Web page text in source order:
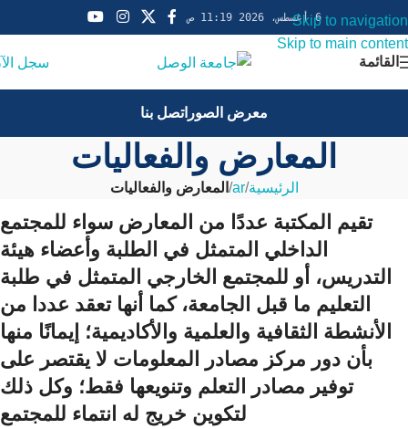
Skip to navigation
Skip to main content
6 أغسطس، 2026 11:19 ص
القائمة سجل
معرض الصور اتصل بنا
المعارض والفعاليات
الرئيسية/
ar
/ المعارض والفعاليات
تقيم المكتبة عددًا من المعارض سواء للمجتمع
الداخلي المتمثل في الطلبة وأعضاء هيئة
التدريس، أو للمجتمع الخارجي المتمثل في طلبة
التعليم ما قبل الجامعة، كما أنها تعقد عددا من
الأنشطة الثقافية والعلمية والأكاديمية؛ إيمانًا منها
بأن دور مركز مصادر المعلومات لا يقتصر على
توفير مصادر التعلم وتنويعها فقط؛ وكل ذلك
لتكوين خريج له انتماء للمجتمع